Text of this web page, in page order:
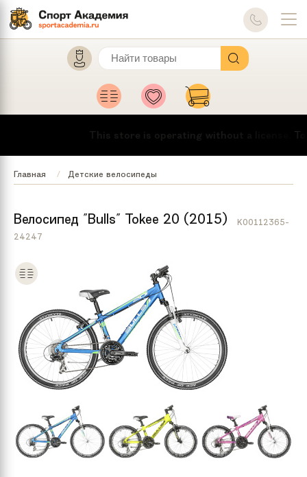
This store is operating without a license. To
Главная Детские велосипеды
Велосипед "Bulls" Tokee 20 (2015)
K00112365-
24247